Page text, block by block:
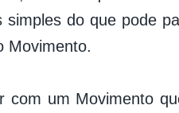
do que pode
Movimento.
com um Movimento